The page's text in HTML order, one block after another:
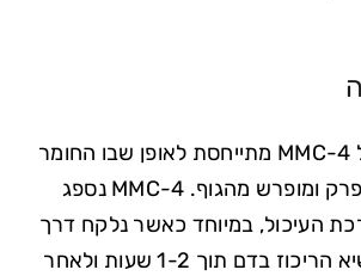
פרמקוקינטיקה של 4-MMC מתייחסת לאופן שבו החומר
נספג, מתפזר, מתפרק ומופרש מהגוף. 4-MMC נספג
העיכול, במיוחד כאשר נלקח דרך
הפה. הוא מגיע לשיא הריכוז בדם תוך 1-2 שעות ולאחר